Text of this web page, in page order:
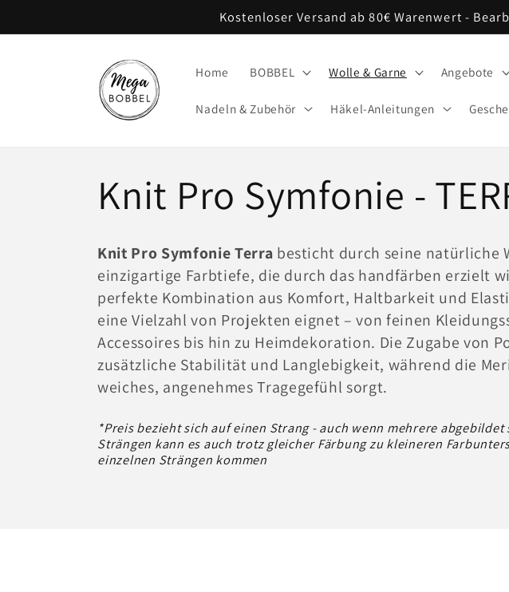
Inhalt
Kostenloser Versand ab 80€ Warenwert -
Home BOBBEL Wolle & Garne Angebote
Nadeln & Zubehör Häkel-Anleitungen
K
a
t
e
g
o
Knit Pro Symfonie -
Knit Pro Symfonie Terra besticht durch seine natürliche
einzigartige Farbtiefe, die durch das handfärben erzielt
perfekte Kombination aus Komfort, Haltbarkeit und
eine Vielzahl von Projekten eignet – von feinen
Accessoires bis hin zu Heimdekoration. Die Zugabe von
zusätzliche Stabilität und Langlebigkeit, während die
weiches, angenehmes Tragegefühl sorgt.
*Preis bezieht sich auf einen Strang - auch wenn mehrere
Strängen kann es auch trotz gleicher Färbung zu kleineren
einzelnen Strängen kommen